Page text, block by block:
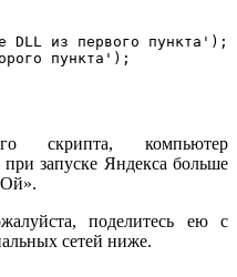
DLL из первого пункта');
пункта');
скрипта, компьютер
при запуске Яндекса больше
поделитесь ею с
сетей ниже.